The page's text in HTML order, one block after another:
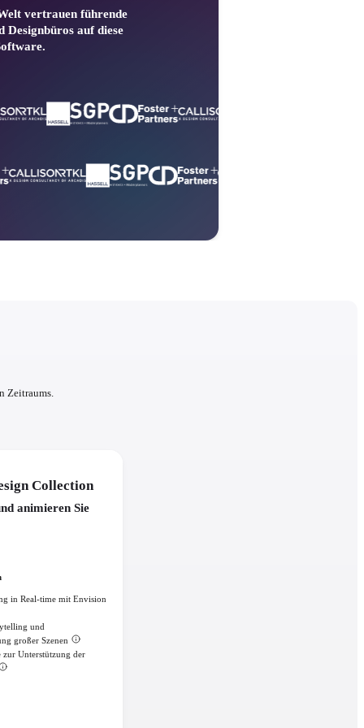
vertrauen führende
Designbüros auf diese
Zeitraums.
Collection
animieren Sie
in Real-time mit Envision
und
großer Szenen
zur Unterstützung der